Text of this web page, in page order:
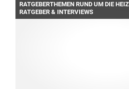
RATGEBERTHEMEN RUND UM DIE
RATGEBER & INTERVIEWS